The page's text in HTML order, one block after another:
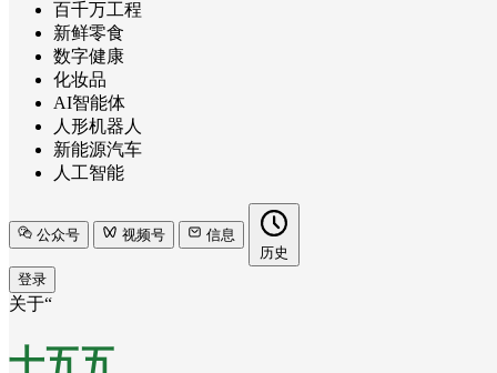
百千万工程
新鲜零食
数字健康
化妆品
AI智能体
人形机器人
新能源汽车
人工智能
公众号 视频号
信息
历史
登录
关于“
十五五